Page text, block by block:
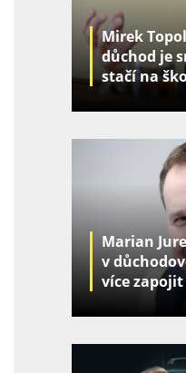
Mirek
důchod je
stačí na
Marian
v
více